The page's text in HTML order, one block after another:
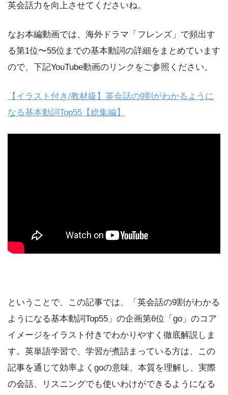
英会話力を向上させてくださいね。
なお本編動画では、海外ドラマ「フレンズ」で頻出す
る第1位〜55位までの基本動詞の詳細をまとめています
ので、下記YouTube動画のリンクをご参照ください。
【イラスト付き/教材級】英会話の9割がわかるように
なる基本動詞Top55【総集編】
ということで、この記事では、「英会話の9割がわかる
ようになる基本動詞Top55」の企画第6位「go」のコア
イメージをイラスト付きでわかりやすく徹底解説しま
す。英単語学習で、学習が煮詰まっている方は、この
記事を通じて効率よくgoの意味、本質を理解し、実際
の会話、リスニングでも使いわけができるようになる